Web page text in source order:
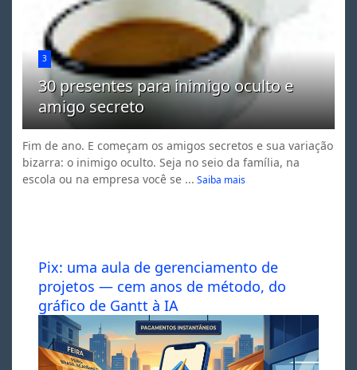
3
30 presentes para inimigo oculto e
amigo secreto
Fim de ano. E começam os amigos secretos e sua variação
bizarra: o inimigo oculto. Seja no seio da família, na
escola ou na empresa você se ... Saiba mais
Pix: uma aula de gerenciamento de
projetos — cem anos de método, do
gráfico de Gantt à IA